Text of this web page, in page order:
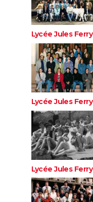
Lycée Jules Ferry
Lycée Jules Ferry
Lycée Jules Ferry